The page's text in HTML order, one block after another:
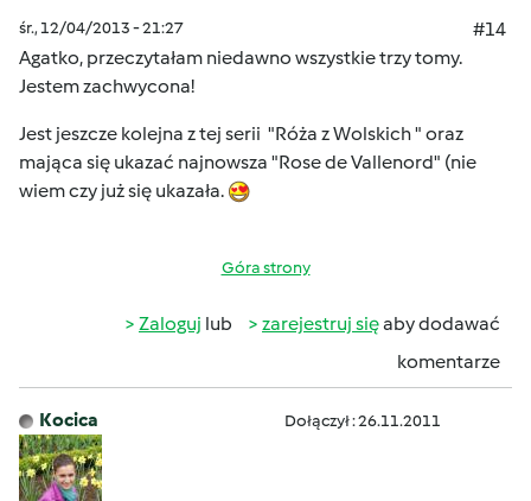
śr., 12/04/2013 - 21:27
#14
Agatko, przeczytałam niedawno wszystkie trzy tomy.
Jestem zachwycona!
Jest jeszcze kolejna z tej serii "Róża z Wolskich " oraz
mająca się ukazać najnowsza "Rose de Vallenord" (nie
wiem czy już się ukazała.
Góra strony
Zaloguj lub zarejestruj sięaby dodawać
komentarze
Kocica Dołączył : 26.11.2011